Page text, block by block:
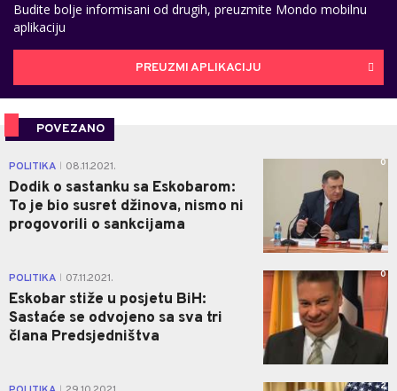
Budite bolje informisani od drugih, preuzmite Mondo mobilnu
aplikaciju
PREUZMI APLIKACIJU
POVEZANO
POLITIKA 08.11.2021.
Dodik o sastanku sa Eskobarom:
To je bio susret džinova, nismo ni
progovorili o sankcijama
0
POLITIKA 07.11.2021.
Eskobar stiže u posjetu BiH:
Sastaće se odvojeno sa sva tri
člana Predsjedništva
0
2